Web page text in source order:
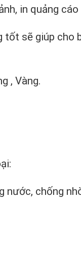
in quảng
sẽ giúp cho
, Vàng.
nước, chống